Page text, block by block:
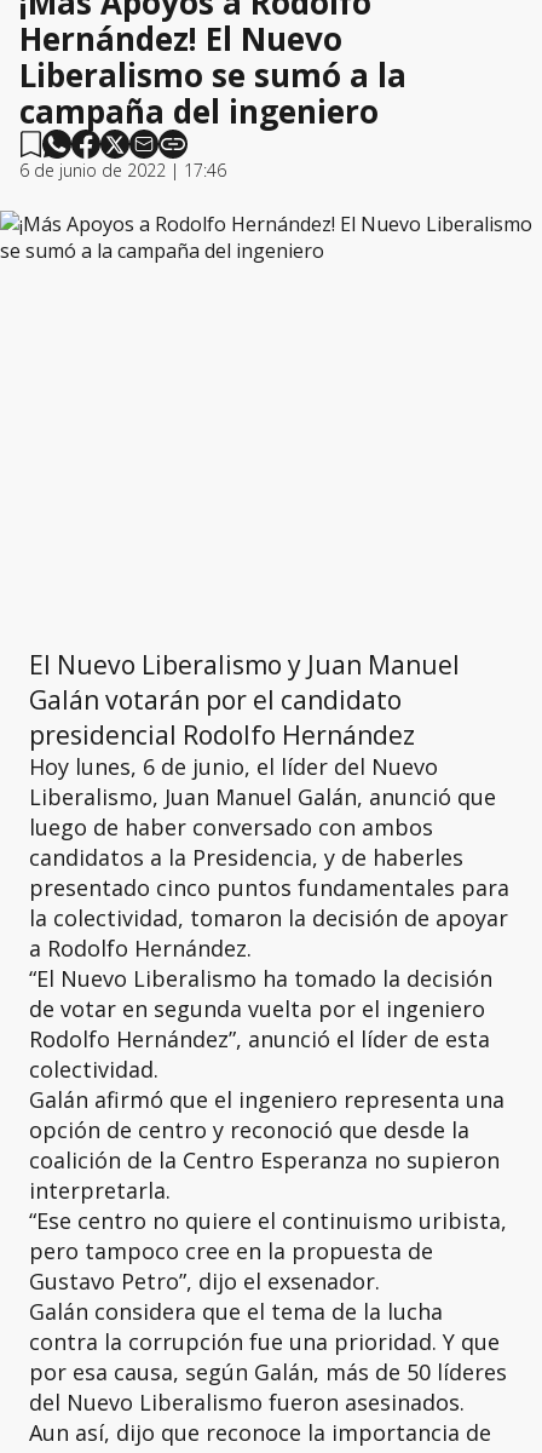
Hernández! El Nuevo
Liberalismo se sumó a la
campaña del ingeniero
6 de junio de 2022 | 17:46
El Nuevo Liberalismo y Juan Manuel
Galán votarán por el candidato
presidencial Rodolfo Hernández
Hoy lunes, 6 de junio, el líder del Nuevo
Liberalismo, Juan Manuel Galán, anunció que
luego de haber conversado con ambos
candidatos a la Presidencia, y de haberles
presentado cinco puntos fundamentales para
la colectividad, tomaron la decisión de apoyar
a Rodolfo Hernández.
“El Nuevo Liberalismo ha tomado la decisión
de votar en segunda vuelta por el ingeniero
Rodolfo Hernández”, anunció el líder de esta
colectividad.
Galán afirmó que el ingeniero representa una
opción de centro y reconoció que desde la
coalición de la Centro Esperanza no supieron
interpretarla.
“Ese centro no quiere el continuismo uribista,
pero tampoco cree en la propuesta de
Gustavo Petro”, dijo el exsenador.
Galán considera que el tema de la lucha
contra la corrupción fue una prioridad. Y que
por esa causa, según Galán, más de 50 líderes
del Nuevo Liberalismo fueron asesinados.
Aun así, dijo que reconoce la importancia de